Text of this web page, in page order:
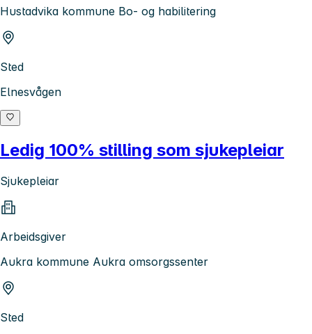
Hustadvika kommune Bo- og habilitering
Sted
Elnesvågen
Ledig 100% stilling som sjukepleiar
Sjukepleiar
Arbeidsgiver
Aukra kommune Aukra omsorgssenter
Sted